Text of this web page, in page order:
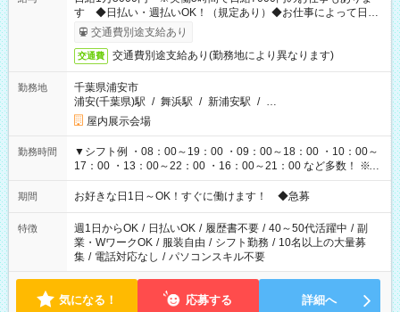
す ◆日払い・週払いOK！（規定あり）◆お仕事によって日給
も異なります
交通費別途支給あり
交通費 交通費別途支給あり(勤務地により異なります)
勤務地
千葉県浦安市
浦安(千葉県)駅 / 舞浜駅 / 新浦安駅 / …
屋内展示会場
勤務時間
▼シフト例 ・08：00～19：00 ・09：00～18：00 ・10：00～
17：00 ・13：00～22：00 ・16：00～21：00 など多数！ ※お
仕事により勤務時間が異なります
期間 お好きな日1日～OK！すぐに働けます！ ◆急募
特徴 週1日からOK / 日払いOK / 履歴書不要 / 40～50代活躍中 / 副
業・WワークOK / 服装自由 / シフト勤務 / 10名以上の大量募
集 / 電話対応なし / パソコンスキル不要
気になる！ 応募する 詳細へ